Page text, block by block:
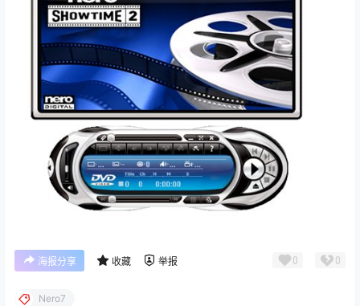
海报分享 收藏 举报 0 0
Nero7